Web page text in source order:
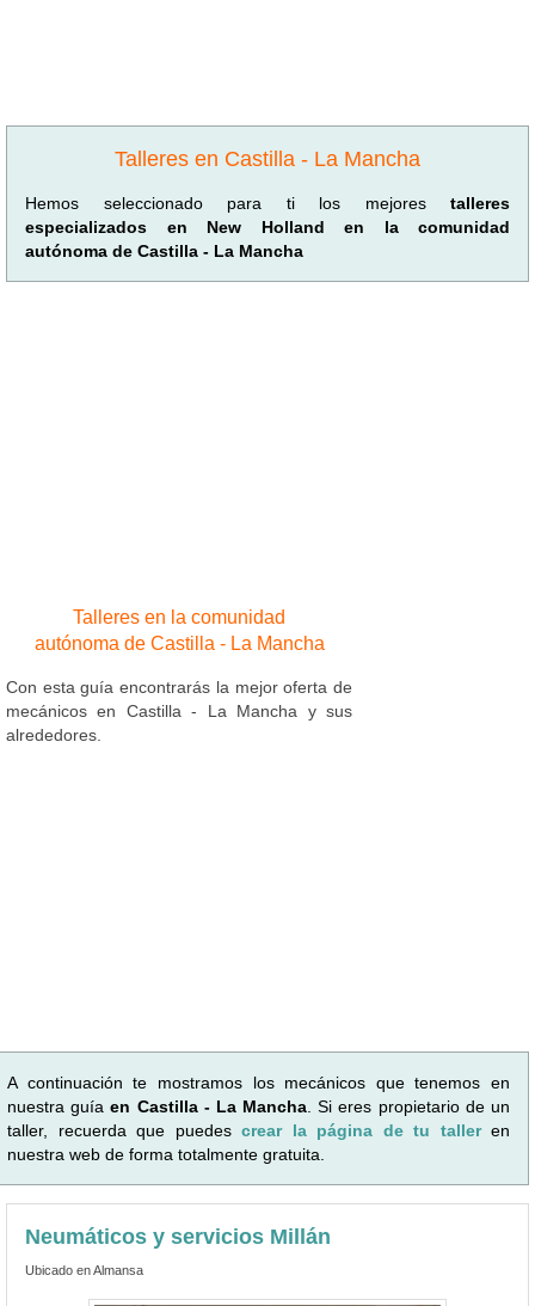
Talleres en Castilla - La Mancha
Hemos seleccionado para ti los mejores talleres
especializados en New Holland en la comunidad
autónoma de Castilla - La Mancha
Talleres en la comunidad
autónoma de Castilla - La Mancha
Con esta guía encontrarás la mejor oferta de
mecánicos en Castilla - La Mancha y sus
alrededores.
A continuación te mostramos los mecánicos que tenemos en
nuestra guíaen Castilla - La Mancha . Si eres propietario de un
taller, recuerda que puedes crear la página de tu taller en
nuestra web de forma totalmente gratuita.
Neumáticos y servicios Millán
Ubicado en Almansa